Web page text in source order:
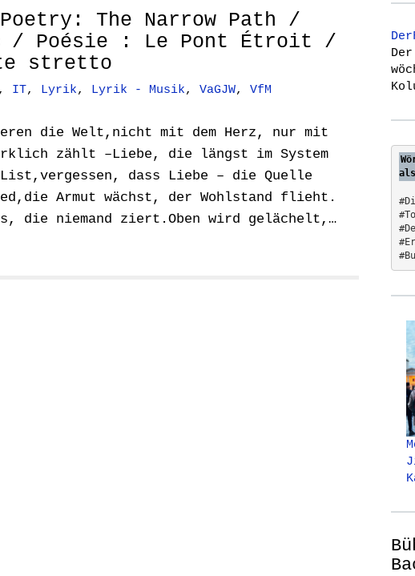
The Narrow Path /
/ Poésie : Le Pont Étroit /
stretto
, IT, Lyrik, Lyrik - Musik, VaGJW, VfM
die Welt,nicht mit dem Herz, nur mit
zählt –Liebe, die längst im System
dass Liebe – die Quelle
Armut wächst, der Wohlstand flieht.
die niemand ziert.Oben wird gelächelt,…
r
h
f
o
r